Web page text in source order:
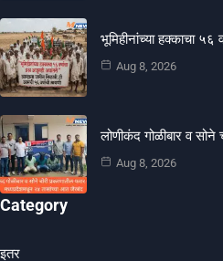
भूमिहीनांच्या हक्काचा
Aug 8, 2026
लोणीकंद गोळीबार व सोने
Aug 8, 2026
Category
इतर